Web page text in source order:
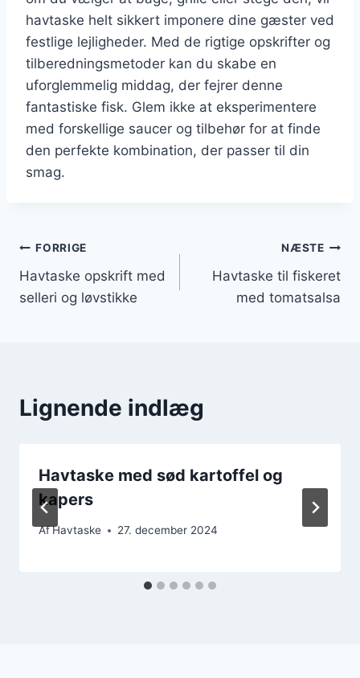
havtaske helt sikkert imponere dine gæster ved
festlige lejligheder. Med de rigtige opskrifter og
tilberedningsmetoder kan du skabe en
uforglemmelig middag, der fejrer denne
fantastiske fisk. Glem ikke at eksperimentere
med forskellige saucer og tilbehør for at finde
den perfekte kombination, der passer til din
smag.
Indlægsnavigation
FORRIGE
Havtaske opskrift med
selleri og løvstikke
NÆSTE
Havtaske til fiskeret
med tomatsalsa
Lignende indlæg
Havtaske med sød kartoffel og
kapers
AfHavtaske 27. december 2024